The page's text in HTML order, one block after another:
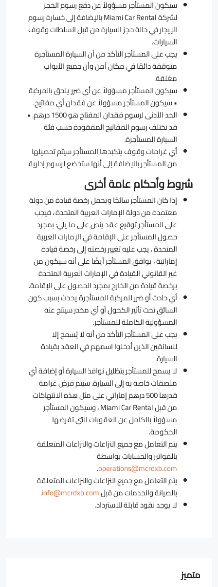
سيكون المستأجر مسؤولاً عن دفع رسوم الحجز
لشركة Miami Car Rental بالإضافة إلى خسارة رسوم
الإيجار في حالة حجز السيارة من قبل السلطات وقوف
السيارات.
يجب على المستأجر التأكد من أن السيارة المستأجرة
متوقفة دائمًا في مكان آمن وأن جميع الأبواب
مغلقة.
سيكون المستأجر مسؤولاً عن أي ضرر يلحق بالمركبة
• سيكون المستأجر مسؤولاً عن فقدان أي مفاتيح.
الحد الأدنى لرسوم فقدان المفتاح هو 1500 درهم. •
قد تختلف رسوم المفاتيح المفقودة حسب فئة
السيارة المستأجرة.
أي غرامات وقوف يتكبدها المستأجر سيتم تحصيلها
من المستأجر بالإضافة إلى أنها ستخضع لرسوم إدارية.
شروط وأحكام عامة أخرى
إذا كان المستأجر سائحًا ويحمل رخصة قيادة من دولة
معتمدة من دولة الإمارات العربية المتحدة ، فيجب
على المستأجر توقيع عقد ينص على ما يلي: بمجرد
حصول المستأجر على الإقامة في الإمارات العربية
المتحدة ، يجب عليه تغيير رخصته إلى رخصة قيادة
إماراتية ، يوافق المستأجر أيضًا على أنه سيكون من
غير القانوني القيادة في الإمارات العربية المتحدة
برخصة قيادة من الخارج بمجرد الحصول على الإقامة.
أي حادث أو ضرر للمركبة المستأجرة يحدث بسبب كون
السائق تحت تأثير الكحول أو أي مخدر سينتج عنه
المسؤولية الكاملة للمستأجر.
يجب على المستأجر التأكد من أنه لا يُسمح إلا
للسائقين الذين أدخلوا اسمهم في العقد بقيادة
السيارة.
لا يسمح للمستأجر بتظليل نوافذ السيارة أو إضافة أي
ملصقات خاصة به إلى السيارة. سيتم فرض غرامة
قدرها 500 درهم إماراتي على مثل هذه الانتهاكات
من قبل Miami Car Rental ، وسيكون المستأجر
مسؤولاً بالكامل عن العقوبات التي تفرضها
الحكومة.
يتم التعامل مع جميع النزاعات والنزاعات المتعلقة
بالفواتير والحسابات بواسطة
operations@mcrdxb.com
.
يتم التعامل مع جميع النزاعات والنزاعات المتعلقة
بالصيانة والخدمات من قبلinfo@mcrdxb.com
.
لا يوجد نقود قابلة للاسترداد.
متميز